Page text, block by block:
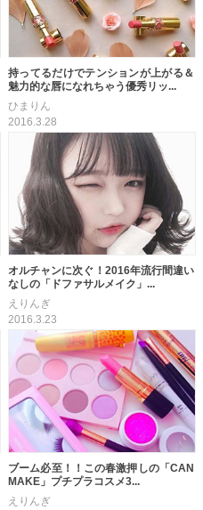
持ってるだけでテンションが上がる＆
魅力的な唇になれちゃう優秀リッ...
ひまりん
2016.3.28
オルチャンに次ぐ！2016年流行間違い
なしの「ドファサルメイク」...
えりんぎ
2016.3.23
ブーム必至！！この春激押しの「CAN
MAKE」プチプラコスメ3...
えりんぎ